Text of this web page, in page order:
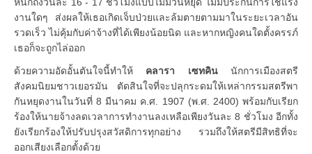
หนักถึงวันละ 16 - 17 ชั่วโมงแบบไม่มีวันหยุด ไม่มีประกันการใช้แรง
งานใดๆ ส่งผลให้เธอเกิดเจ็บป่วยและล้มตายตามมาในระยะเวลาอัน
รวดเร็ว ไม่คุ้มกับค่าจ้างที่ได้เพียงน้อยนิด และหากหญิงคนใดตั้งครรภ์
เธอก็จะถูกไล่ออก
ด้วยความอัดอั้นตันใจนี้ทำให้ คลารา เซทคินนักการเมืองสตรี
สังคมนิยมชาวเยอรมัน ตัดสินใจที่จะปลุกระดมให้เหล่ากรรมสตรีพา
กันหยุดงานในวันที่ 8 มีนาคม ค.ศ. 1907 (พ.ศ. 2400) พร้อมกับเรียก
ร้องให้นายจ้างลดเวลาการทำงานลงเหลือเพียงวันละ 8 ชั่วโมง อีกทั้ง
ยังเรียกร้องให้ปรับปรุงสวัสดิการทุกอย่าง รวมถึงให้สตรีมีสิทธิที่จะ
ออกเสียงเลือกตั้งด้วย